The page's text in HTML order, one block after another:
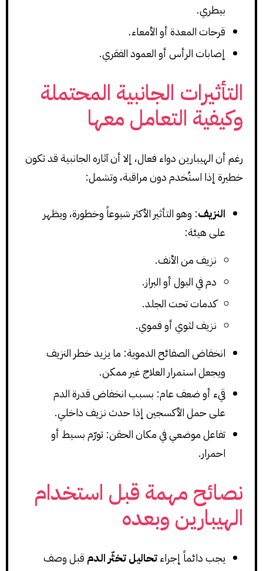
بيطري.
قرحات المعدة أو الأمعاء.
إصابات الرأس أو العمود الفقري.
التأثيرات الجانبية المحتملة
وكيفية التعامل معها
رغم أن الهيبارين دواء فعال، إلا أن آثاره الجانبية قد تكون
خطيرة إذا استُخدم دون مراقبة، وتشمل:
النزيف: وهو التأثير الأكثر شيوعاً وخطورة، ويظهر
على هيئة:
نزيف من الأنف.
دم في البول أو البراز.
كدمات تحت الجلد.
نزيف لثوي أو فموي.
انخفاض الصفائح الدموية: ما يزيد خطر النزيف
ويجعل استمرار العلاج غير ممكن.
قيء أو ضعف عام: بسبب انخفاض قدرة الدم
على حمل الأكسجين إذا حدث نزيف داخلي.
تفاعل موضعي في مكان الحقن: تورّم بسيط أو
احمرار.
نصائح مهمة قبل استخدام
الهيبارين وبعده
يجب دائماً إجراءتحاليل تخثّر الدم قبل وصف